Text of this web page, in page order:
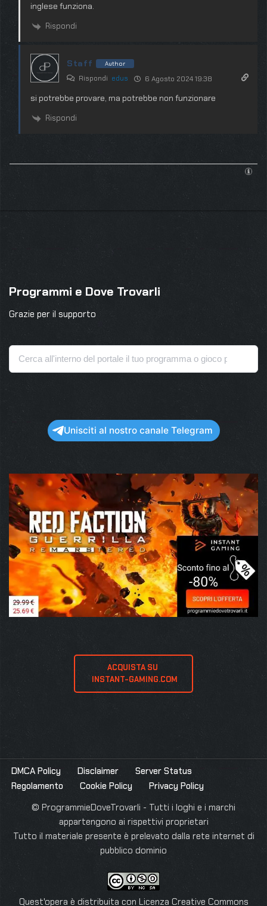
inglese funziona.
Rispondi
Staff Author
Rispondi edus 6 Agosto 2024 19:38
si potrebbe provare, ma potrebbe non funzionare
Rispondi
Programmi e Dove Trovarli
Grazie per il supporto
Unisciti al nostro canale Telegram
ACQUISTA SU
INSTANT-GAMING.COM
DMCA Policy Disclaimer
Server Status
Regolamento
Cookie Policy
Privacy Policy
© ProgrammieDoveTrovarli - Tutti i loghi e i marchi
appartengono ai rispettivi proprietari
Tutto il materiale presente è prelevato dalla rete internet di
pubblico dominio
Quest'opera è distribuita con Licenza Creative Commons